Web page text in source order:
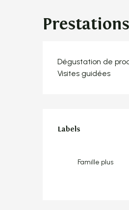
Prestations
Dégustation de
Visites guidées
Labels
Labels
Famille plus